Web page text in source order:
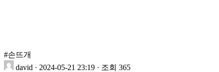
#손뜨개
david · 2024-05-21 23:19 · 조회 365